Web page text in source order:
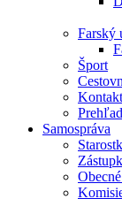
Farský
Šport
Samospráva